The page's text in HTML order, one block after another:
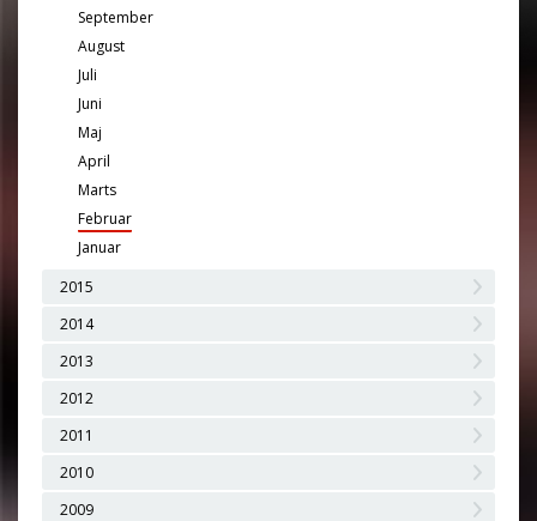
September
August
Juli
Juni
Maj
April
Marts
Februar
Januar
2015
2014
2013
2012
2011
2010
2009